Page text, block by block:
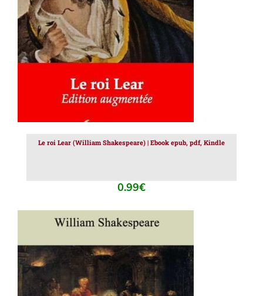
AJOUTER AU PANIER / DÉTAILS
Le roi Lear (William Shakespeare) | Ebook epub, pdf, Kindle
0.99€